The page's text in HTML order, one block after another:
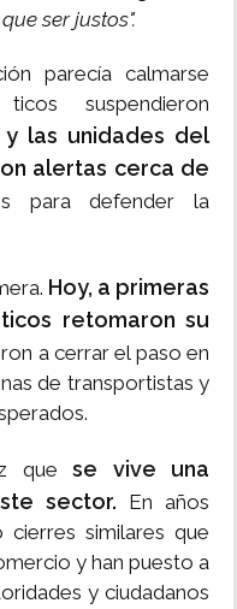
ser justos".
parecía calmarse
suspendieron
y las unidades del
alertas cerca de
para defender la
Hoy, a primeras
retomaron su
a cerrar el paso en
de transportistas y
que se vive una
sector. En años
cierres similares que
y han puesto a
y ciudadanos